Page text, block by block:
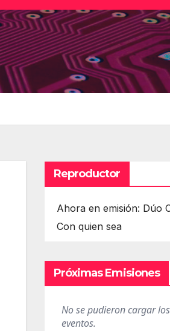
Reproductor
Ahora en emisión: Dúo
Con quien sea
Próximas Emisiones